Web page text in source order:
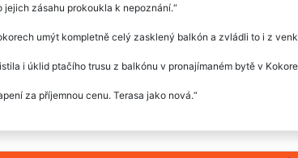
jejich zásahu prokoukla k nepoznání.
umýt kompletně celý zasklený balkón a zvládli to i z
i úklid ptačího trusu z balkónu v pronajímaném bytě v
za příjemnou cenu. Terasa jako nová.